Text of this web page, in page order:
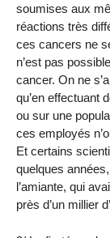
soumises aux
réactions très
ces cancers ne
n’est pas
cancer. On ne
qu’en effectuant
ou sur une
ces employés
Et certains
quelques
l’amiante, qui
près d’un millier